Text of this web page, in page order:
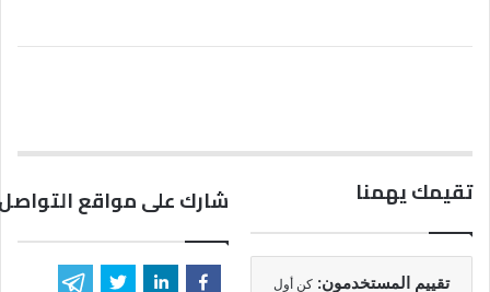
تقيمك يهمنا
تقييم المستخدمون: كن أول
شارك على مواقع